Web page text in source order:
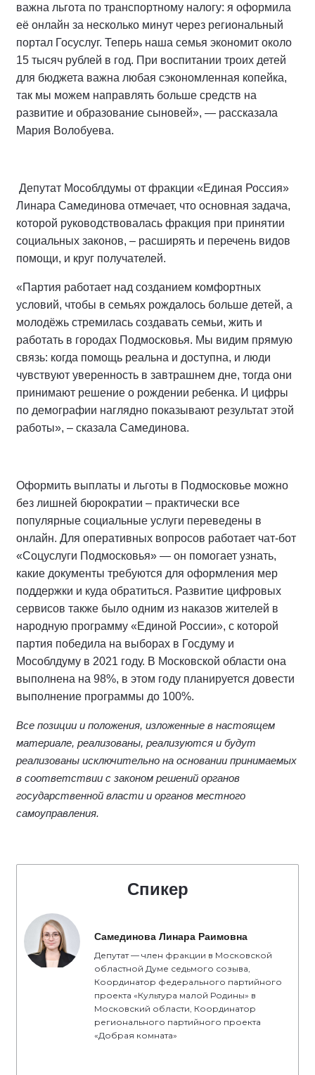
важна льгота по транспортному налогу: я оформила
её онлайн за несколько минут через региональный
портал Госуслуг. Теперь наша семья экономит около
15 тысяч рублей в год. При воспитании троих детей
для бюджета важна любая сэкономленная копейка,
так мы можем направлять больше средств на
развитие и образование сыновей», — рассказала
Мария Волобуева.
Депутат Мособлдумы от фракции «Единая Россия»
Линара Самединова отмечает, что основная задача,
которой руководствовалась фракция при принятии
социальных законов, – расширять и перечень видов
помощи, и круг получателей.
«Партия работает над созданием комфортных
условий, чтобы в семьях рождалось больше детей, а
молодёжь стремилась создавать семьи, жить и
работать в городах Подмосковья. Мы видим прямую
связь: когда помощь реальна и доступна, и люди
чувствуют уверенность в завтрашнем дне, тогда они
принимают решение о рождении ребенка. И цифры
по демографии наглядно показывают результат этой
работы», – сказала Самединова.
Оформить выплаты и льготы в Подмосковье можно
без лишней бюрократии – практически все
популярные социальные услуги переведены в
онлайн. Для оперативных вопросов работает чат-бот
«Соцуслуги Подмосковья» — он помогает узнать,
какие документы требуются для оформления мер
поддержки и куда обратиться. Развитие цифровых
сервисов также было одним из наказов жителей в
народную программу «Единой России», с которой
партия победила на выборах в Госдуму и
Мособлдуму в 2021 году. В Московской области она
выполнена на 98%, в этом году планируется довести
выполнение программы до 100%.
Все позиции и положения, изложенные в настоящем
материале, реализованы, реализуются и будут
реализованы исключительно на основании принимаемых
в соответствии с законом решений органов
государственной власти и органов местного
самоуправления.
Спикер
Самединова Линара Раимовна
Депутат — член фракции в Московской
областной Думе седьмого созыва,
Координатор федерального партийного
проекта «Культура малой Родины» в
Московский области, Координатор
регионального партийного проекта
«Добрая комната»